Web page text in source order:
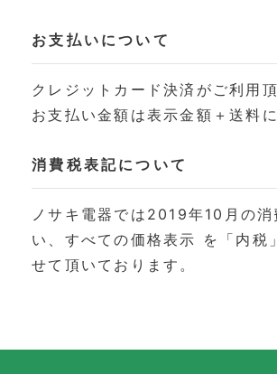
お支払いについて
クレジットカード決済がご利用頂
お支払い金額は表示金額＋送料に
消費税表記について
ノサキ電器では2019年10月の消
い、すべての価格表示 を「内税
せて頂いております。